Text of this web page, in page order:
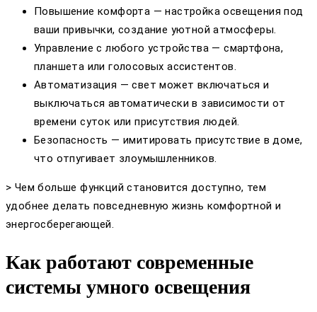
Повышение комфорта — настройка освещения под
ваши привычки, создание уютной атмосферы.
Управление с любого устройства — смартфона,
планшета или голосовых ассистентов.
Автоматизация — свет может включаться и
выключаться автоматически в зависимости от
времени суток или присутствия людей.
Безопасность — имитировать присутствие в доме,
что отпугивает злоумышленников.
> Чем больше функций становится доступно, тем
удобнее делать повседневную жизнь комфортной и
энергосберегающей.
Как работают современные
системы умного освещения